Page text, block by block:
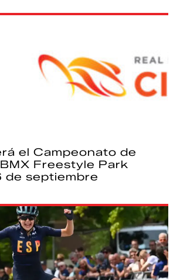
el Campeonato de
Freestyle Park
septiembre